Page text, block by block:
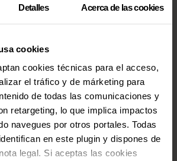
Detalles Acerca de las cookies
cookies
cookies técnicas para el acceso,
el tráfico y de márketing para
de todas las comunicaciones y
retargeting, lo que implica impactos
navegues por otros portales. Todas
en este plugin y dispones de
legal. Si aceptas las cookies